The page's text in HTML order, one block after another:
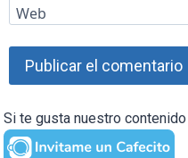
Web
Si te gusta nuestro